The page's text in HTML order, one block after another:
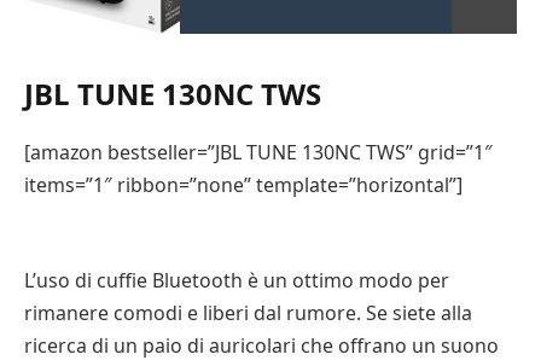
JBL TUNE 130NC TWS
[amazon bestseller=”JBL TUNE 130NC TWS” grid=”1″
items=”1″ ribbon=”none” template=”horizontal”]
L’uso di cuffie Bluetooth è un ottimo modo per
rimanere comodi e liberi dal rumore. Se siete alla
ricerca di un paio di auricolari che offrano un suono